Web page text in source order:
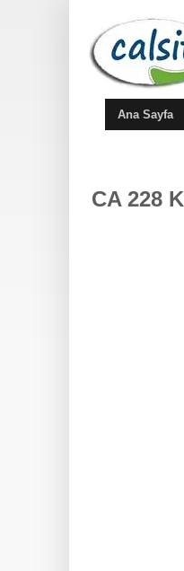
Ana Sayfa
CA 228